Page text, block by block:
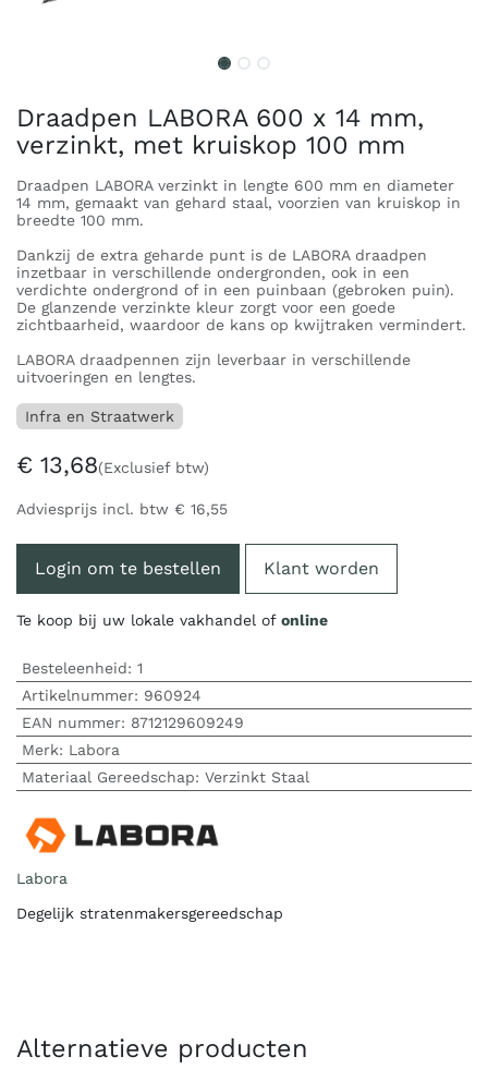
Draadpen LABORA 600 x 14 mm,
verzinkt, met kruiskop 100 mm
Draadpen LABORA verzinkt in lengte 600 mm en diameter
14 mm, gemaakt van gehard staal, voorzien van kruiskop in
breedte 100 mm.
Dankzij de extra geharde punt is de LABORA draadpen
inzetbaar in verschillende ondergronden, ook in een
verdichte ondergrond of in een puinbaan (gebroken puin).
De glanzende verzinkte kleur zorgt voor een goede
zichtbaarheid, waardoor de kans op kwijtraken vermindert.
LABORA draadpennen zijn leverbaar in verschillende
uitvoeringen en lengtes.
Infra en Straatwerk
€ 13,68(Exclusief btw)
Adviesprijs incl. btw € 16,55
Login om te bestellen Klant worden
Te koop bij uw lokale vakhandel of online
Besteleenheid: 1
Artikelnummer: 960924
EAN nummer: 8712129609249
Merk: Labora
Materiaal Gereedschap: Verzinkt Staal
Labora
Degelijk stratenmakersgereedschap
Alternatieve producten